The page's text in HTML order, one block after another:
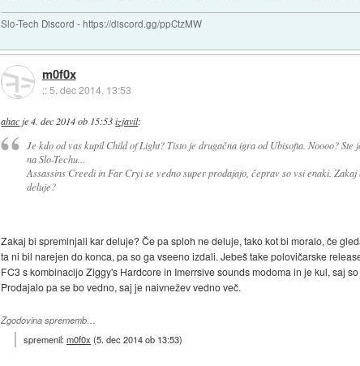
Slo-Tech Discord - https://discord.gg/ppCtzMW
m0f0x
::5. dec 2014, 13:53
ahac je4. dec 2014 ob 15:53 izjavil:
Je kdo od vas kupil Child of Light? Tisto je drugačna igra od Ubisofta. Noooo? Ste
na Slo-Techu...
Assassins Creedi in Far Cryi se vedno super prodajajo, čeprav so vsi enaki.
deluje?
Zakaj bi spreminjali kar deluje? Če pa sploh ne deluje, tako kot bi moralo, če
ta ni bil narejen do konca, pa so ga vseeno izdali. Jebeš take polovičarske
FC3 s kombinacijo Ziggy's Hardcore in Imerrsive sounds modoma in je kul, saj
Prodajalo pa se bo vedno, saj je naivnežev vedno več.
Zgodovina sprememb…
spremenil:m0f0x (5. dec 2014 ob 13:53)